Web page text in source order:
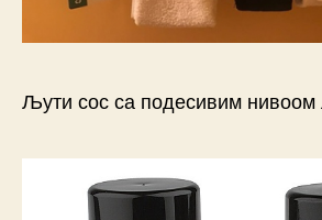
Љути сос са подесивим